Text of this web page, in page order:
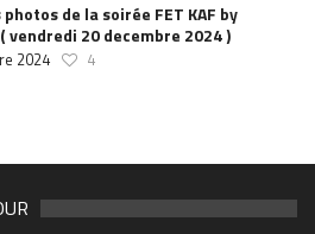
de la soirée FET KAF by
( vendredi 20 decembre 2024 )
2024 4